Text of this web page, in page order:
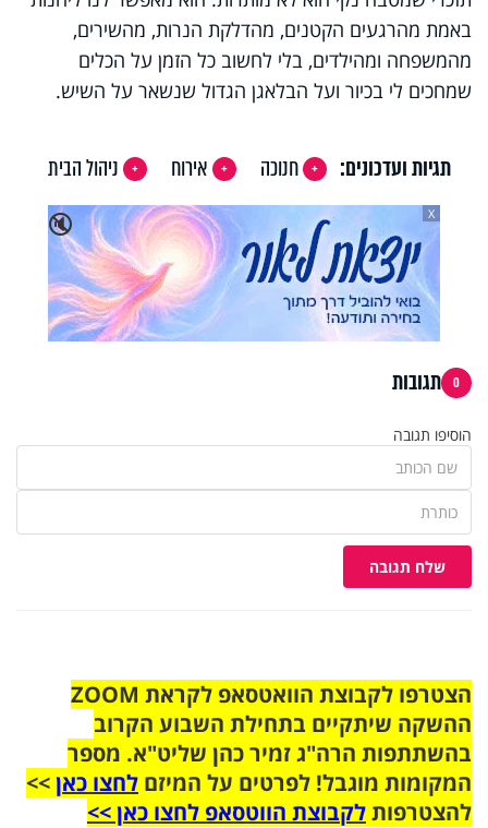
באמת מהרגעים הקטנים, מהדלקת הנרות, מהשירים,
מהמשפחה ומהילדים, בלי לחשוב כל הזמן על הכלים
שמחכים לי בכיור ועל הבלאגן הגדול שנשאר על השיש.
תגיות ועדכונים: חנוכה אירוח
ניהול הבית
🔇
X
0 תגובות
הוסיפו תגובה
שלח תגובה
הצטרפו לקבוצת הוואטסאפ לקראת ZOOM
ההשקה שיתקיים בתחילת השבוע הקרוב
בהשתתפות הרה"ג זמיר כהן שליט"א. מספר
המקומות מוגבל! לפרטים על המיזם לחצו כאן>>
להצטרפותלקבוצת הווטסאפ לחצו כאן >>